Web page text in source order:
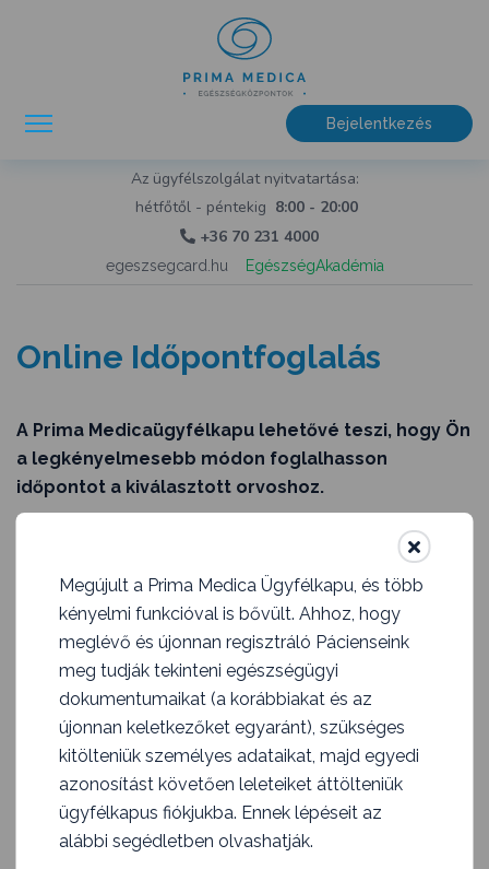
Bejelentkezés
Az ügyfélszolgálat nyitvatartása:
hétfőtől - péntekig 8:00 - 20:00
+36 70 231 4000
egeszsegcard.hu EgészségAkadémia
Megújult a Prima Medica Ügyfélkapu, és több
kényelmi funkcióval is bővült. Ahhoz, hogy
meglévő és újonnan regisztráló Pácienseink
meg tudják tekinteni egészségügyi
dokumentumaikat (a korábbiakat és az
újonnan keletkezőket egyaránt), szükséges
kitölteniük személyes adataikat, majd egyedi
azonosítást követően leleteiket áttölteniük
ügyfélkapus fiókjukba. Ennek lépéseit az
alábbi segédletben olvashatják.
Online Időpontfoglalás
A Prima Medicaügyfélkapu lehetővé teszi, hogy Ön
a legkényelmesebb módon foglalhasson
időpontot a kiválasztott orvoshoz.
Miben segíti az Prima Medica ügyfélkapu az
A Prima Medica ügyfélkapunak köszönhetően
Önnek lehetősége van a nap 24 órájában bármikor
időpontot foglalni a kiválasztott Orvoshoz, akár
utazás közben is.
A foglalás előtt lehetőségünk van számos szűrőt
használni (tünet, betegség, orvos név, szakma,
rendelő), amely lehetővé teszi, hogy Ön a
legpontosabban ki tudja választani a megfelelő
Orvost.
Az időpontfoglalás előtt a rendszer jelzi Önnek,